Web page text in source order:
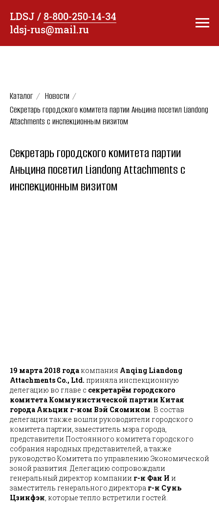
LDSJ / 8-800-250-14-34
ldsj-rus@mail.ru
Каталог / Новости /
Секретарь городского комитета партии Аньцина посетил Liandong
Attachments с инспекционным визитом
Секретарь городского комитета партии
Аньцина посетил Liandong Attachments с
инспекционным визитом
19 марта 2018 года компания Anqing Liandong
Attachments Co., Ltd. приняла инспекционную
делегацию во главе с секретарём городского
комитета Коммунистической партии Китая
города Аньцин г-ном Вэй Сяомином. В состав
делегации также вошли руководители городского
комитета партии, заместитель мэра города,
представители Постоянного комитета городского
собрания народных представителей, а также
руководство Комитета по управлению Экономической
зоной развития. Делегацию сопровождали
генеральный директор компании г-н Фан И и
заместитель генерального директора г-н Сунь
Цзинфэн, которые тепло встретили гостей.